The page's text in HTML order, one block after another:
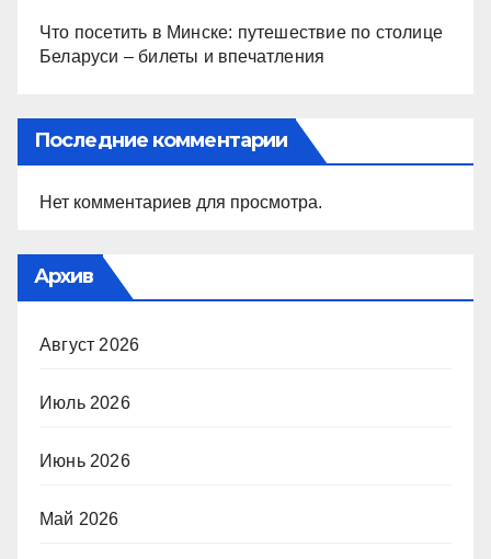
Что посетить в Минске: путешествие по столице
Беларуси – билеты и впечатления
Последние комментарии
Нет комментариев для просмотра.
Архив
Август 2026
Июль 2026
Июнь 2026
Май 2026